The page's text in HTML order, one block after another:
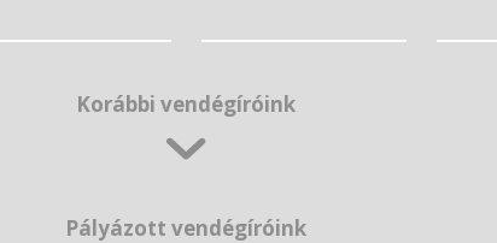
Korábbi vendégíróink
Pályázott vendégíróink